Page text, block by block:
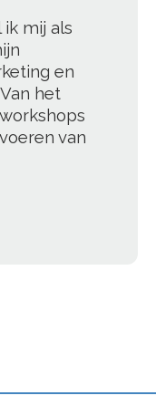
ik mij als
en
het
van